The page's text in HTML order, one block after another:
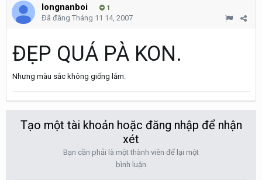
longnanboi 1
Đã đăng Tháng 11 14, 2007
ĐẸP QUÁ PÀ KON.
Nhưng màu sắc không giống lắm.
Tạo một tài khoản hoặc đăng nhập để nhận
xét
Bạn cần phải là một thành viên để lại một
bình luận